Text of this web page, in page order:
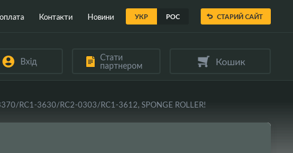
УКР РОС
Контакти Новини СТАРИЙ САЙТ
Вхід Стати
партнером Кошик
RC1-3630/RC2-0303/RC1-3612, SPONGE ROLLER!